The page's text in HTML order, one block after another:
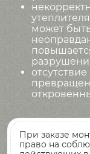
может
При заказе
право на